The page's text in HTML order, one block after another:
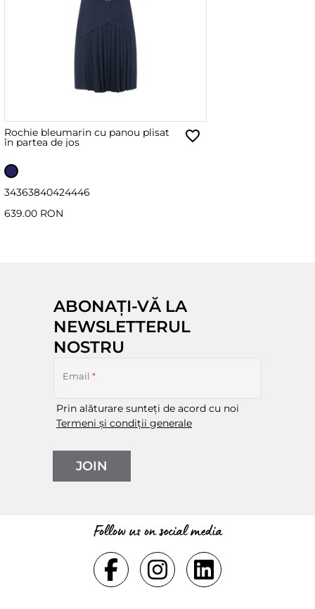
Rochie bleumarin cu panou plisat
în partea de jos
34363840424446
639.00 RON
ABONAȚI-VĂ LA
NEWSLETTERUL
NOSTRU
Email *
Prin alăturare sunteți de acord cu noi
Termeni și condiții generale
JOIN
Follow us on social media